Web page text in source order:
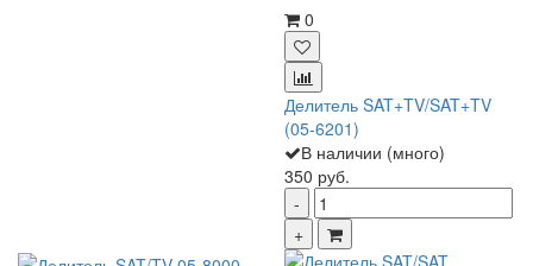
0
Делитель SAT+TV/SAT+TV
(05-6201)
В наличии (много)
350 руб.